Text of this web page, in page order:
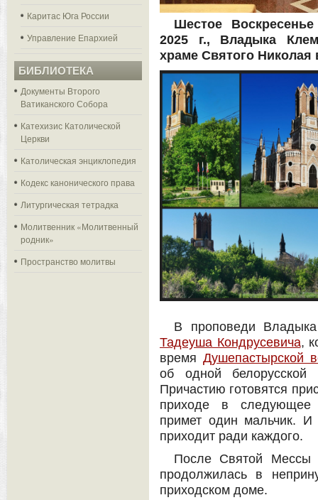
Каритас Юга России
Управление Епархией
БИБЛИОТЕКА
Документы Второго
Ватиканского Собора
Катехизис Католической
Церкви
Католическая энциклопедия
Кодекс канонического права
Литургическая тетрадка
Молитвенник «Молитвенный
родник»
Пространство молитвы
Шестое
2025 г., Владыка
храме Святого Николая
В проповеди
Тадеуша Кондрусевича,
время Душепастырской
об одной
Причастию готовятся
приходе в следующее
примет один мальчик. И
приходит ради каждого.
После Святой Мессы
продолжилась в
приходском доме.